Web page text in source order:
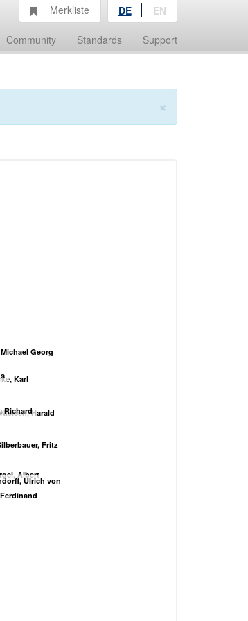
Community Standards Support
Merkliste DE EN
×
Nielsen, Harald
Karl
Albert
Ulrich von
Richard
Georg
Fritz